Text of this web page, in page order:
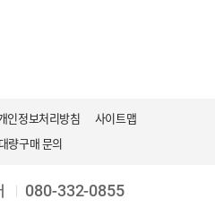
인정보처리방침
사이트맵
량구매 문의
080-332-0855